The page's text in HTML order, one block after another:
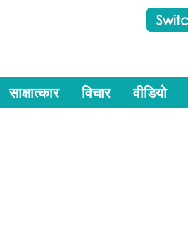
साक्षात्कार विचार वीडियो